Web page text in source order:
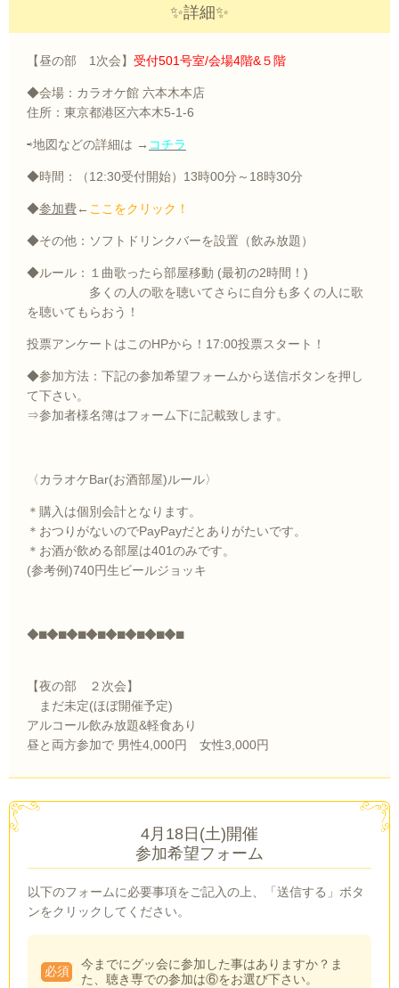
✨詳細✨
【昼の部 1次会】 受付501号室/会場4階&５階
◆会場：カラオケ館 六本木本店
住所：東京都港区六本木5-1-6
⇨地図などの詳細は → コチラ
◆時間：（12:30受付開始） 13時00分～ 18時30分
◆参加費← ここをクリック！
◆その他：ソフトドリンクバーを設置（飲み放題）
◆ルール：１曲歌ったら部屋移動 (最初の2時間！ )
多くの人の歌を聴いてさらに自分も多くの人に歌
を聴いてもらおう！
投票アンケートはこのHPから！ 17:00投票スタート ！
◆参加方法：下記の参加希望フォームから送信ボタンを押し
て下さい。
⇒参加者様名簿はフォーム下に記載致します。
〈カラオケBar(お酒部屋)ルール〉
＊購入は個別会計となります。
＊おつりがないのでPayPayだとありがたいです。
＊お酒が飲める部屋は401のみです。
(参考例)740円生ビールジョッキ
◆⬛︎◆⬛︎◆⬛︎◆⬛︎◆⬛︎◆⬛︎◆⬛︎◆⬛︎
【夜の部 ２次会】
まだ未定(ほぼ開催予定)
アルコール飲み放題&軽食あり
昼と両方参加で 男性4,000円 女性3,000円
4月18日(土)開催
参加希望フォーム
以下のフォームに必要事項をご記入の上、「送信する」ボタ
ンをクリックしてください。
今までにグッ会に参加した事はありますか？ま
た、聴き専での参加は⑥をお選び下さい。
必須